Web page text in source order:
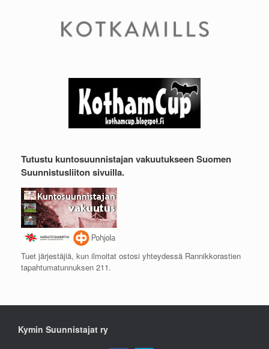
Tutustu kuntosuunnistajan vakuutukseen Suomen
Suunnistusliiton sivuilla.
Tuet järjestäjiä, kun ilmoitat ostosi yhteydessä Rannikkorastien
tapahtumatunnuksen 211.
Kymin Suunnistajat ry